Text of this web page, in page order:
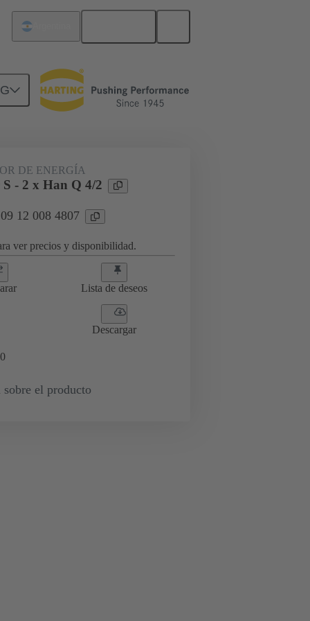
DE ENERGÍA
- 2 x Han Q 4/2
12 008 4807
ver precios y disponibilidad.
Lista de deseos
Descargar
0
sobre el producto